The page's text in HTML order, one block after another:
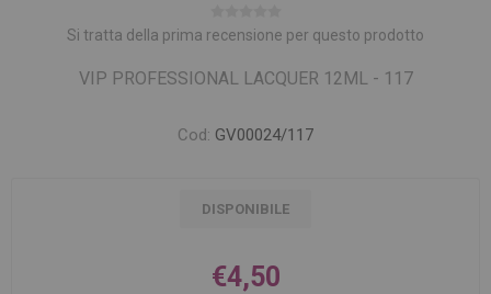
Si tratta della prima recensione per questo prodotto
VIP PROFESSIONAL LACQUER 12ML - 117
Cod: GV00024/117
DISPONIBILE
€4,50